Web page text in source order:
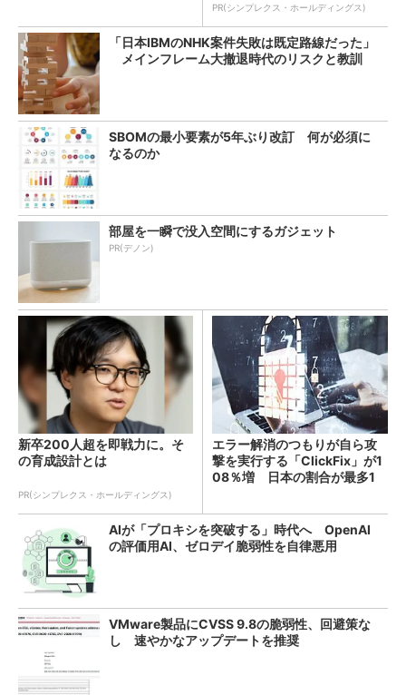
PR(シンプレクス・ホールディングス)
「日本IBMのNHK案件失敗は既定路線だった」
メインフレーム大撤退時代のリスクと教訓
SBOMの最小要素が5年ぶり改訂 何が必須に
なるのか
部屋を一瞬で没入空間にするガジェット
PR(デノン)
新卒200人超を即戦力に。そ
の育成設計とは
PR(シンプレクス・ホールディングス)
エラー解消のつもりが自ら攻
撃を実行する「ClickFix」が1
08％増 日本の割合が最多1
AIが「プロキシを突破する」時代へ OpenAI
の評価用AI、ゼロデイ脆弱性を自律悪用
VMware製品にCVSS 9.8の脆弱性、回避策な
し 速やかなアップデートを推奨